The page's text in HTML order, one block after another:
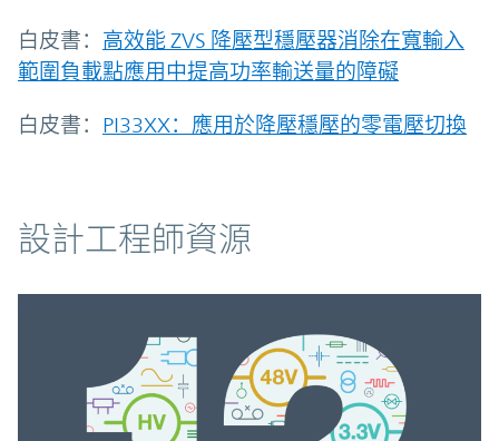
白皮書： 高效能 ZVS 降壓型穩壓器消除在寬輸入
範圍負載點應用中提高功率輸送量的障礙
白皮書： PI33XX：應用於降壓穩壓的零電壓切換
資源
設計工程師資源